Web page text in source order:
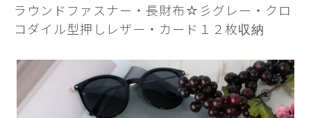
ラウンドファスナー・長財布☆彡グレー・クロ
コダイル型押しレザー・カード１２枚収納